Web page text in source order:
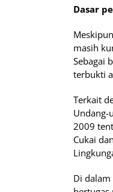
Dasar
masih
Sebagai
terbukti
Terkait
Undang-
2009
Cukai
Di